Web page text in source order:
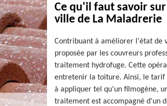
Ce qu'il faut savoir
ville de La Maladrerie
Contribuant à améliorer l'état de
proposée par les couvreurs
traitement hydrofuge. Cette
entretenir la toiture. Ainsi, le tarif
à appliquer tel qu'un filmogène,
traitement est accompagné d'un